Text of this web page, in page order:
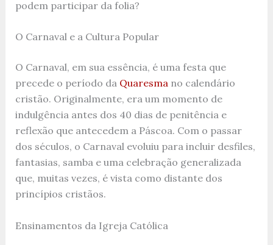
podem participar da folia?
O Carnaval e a Cultura Popular
O Carnaval, em sua essência, é uma festa que
precede o período da Quaresmano calendário
cristão. Originalmente, era um momento de
indulgência antes dos 40 dias de penitência e
reflexão que antecedem a Páscoa. Com o passar
dos séculos, o Carnaval evoluiu para incluir desfiles,
fantasias, samba e uma celebração generalizada
que, muitas vezes, é vista como distante dos
princípios cristãos.
Ensinamentos da Igreja Católica